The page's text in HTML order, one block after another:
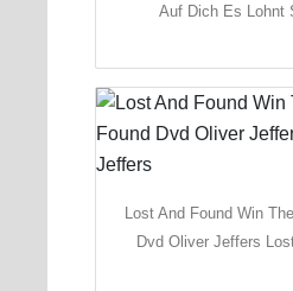
Auf Dich Es Lohnt
Lost And Found Win
Dvd Oliver Jeffers